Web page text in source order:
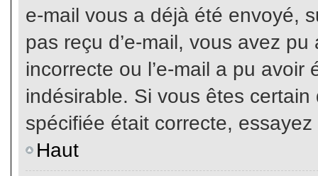
e-mail vous a déjà été envoyé,
pas reçu d’e-mail, vous avez
incorrecte ou l’e-mail a pu
indésirable. Si vous êtes
spécifiée était correcte,
Haut